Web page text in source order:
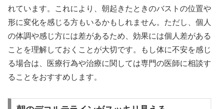
れています。これにより、朝起きたときのバストの位置や
形に変化を感じる方もいるかもしれません。ただし、個人
の体調や感じ方には差があるため、効果には個人差がある
ことを理解しておくことが大切です。もし体に不安を感じ
る場合は、医療行為や治療に関しては専門の医師に相談す
ることをおすすめします。